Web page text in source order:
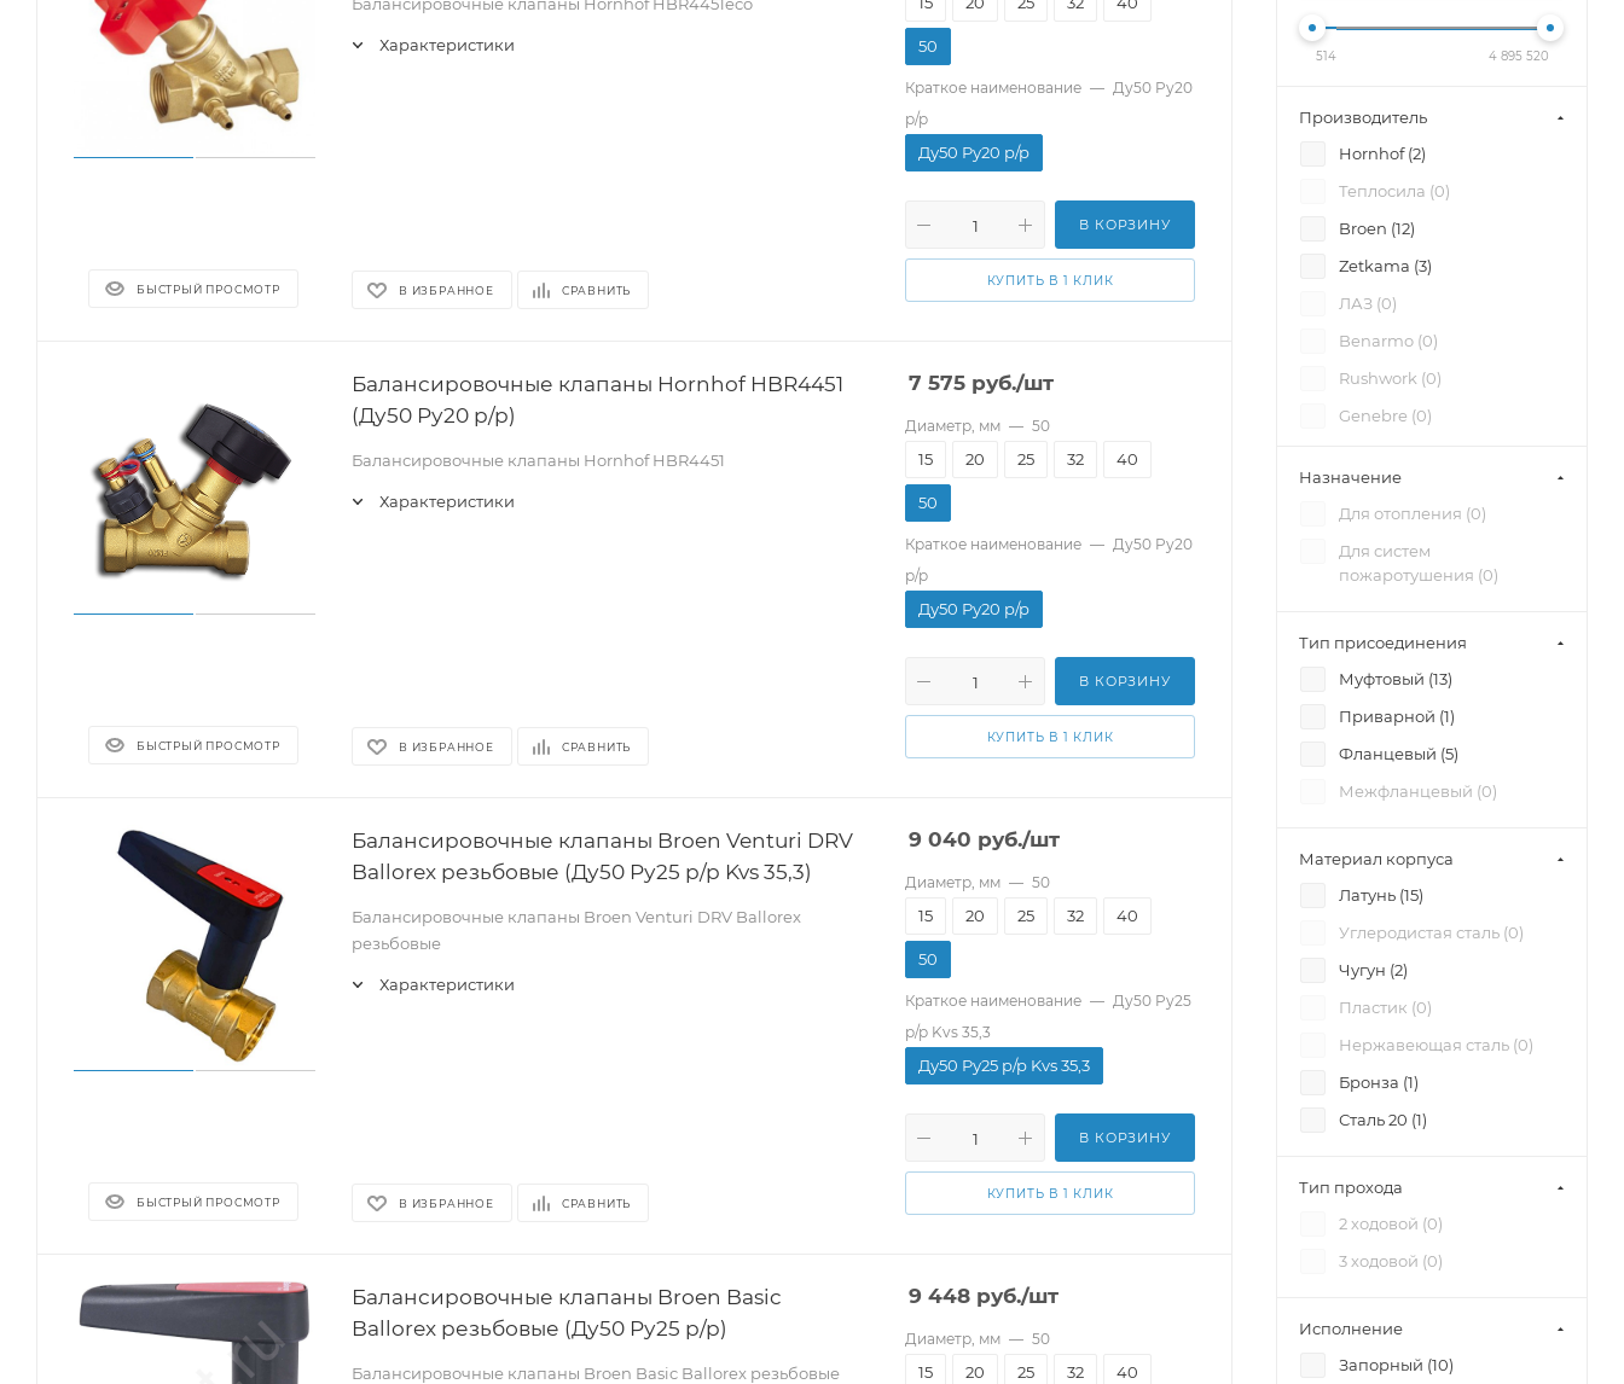
БЫСТРЫЙ ПРОСМОТР
Характеристики
В ИЗБРАННОЕ СРАВНИТЬ
50
Краткое наименование — Ду50 Pу20
р/р
Ду50 Pу20 р/р
В КОРЗИНУ
КУПИТЬ В 1 КЛИК
БЫСТРЫЙ ПРОСМОТР
Балансировочные клапаны Hornhof HBR4451
(Ду50 Pу20 р/р)
Балансировочные клапаны Hornhof HBR4451
Характеристики
В ИЗБРАННОЕ СРАВНИТЬ
7 575 руб./шт
Диаметр, мм — 50
15 20 25 32 40
50
Краткое наименование — Ду50 Pу20
р/р
Ду50 Pу20 р/р
В КОРЗИНУ
КУПИТЬ В 1 КЛИК
БЫСТРЫЙ ПРОСМОТР
Балансировочные клапаны Broen Venturi DRV
Ballorex резьбовые (Ду50 Pу25 р/р Kvs 35,3)
Балансировочные клапаны Broen Venturi DRV Ballorex
резьбовые
Характеристики
В ИЗБРАННОЕ СРАВНИТЬ
9 040 руб./шт
Диаметр, мм — 50
15 20 25 32 40
50
Краткое наименование — Ду50 Pу25
р/р Kvs 35,3
Ду50 Pу25 р/р Kvs 35,3
В КОРЗИНУ
КУПИТЬ В 1 КЛИК
Балансировочные клапаны Broen Basic
Ballorex резьбовые (Ду50 Pу25 р/р)
Балансировочные клапаны Broen Basic Ballorex резьбовые
9 448 руб./шт
Диаметр, мм — 50
15 20 25 32 40
514 4 895 520
Производитель
Hornhof (2)
Теплосила (0)
Broen (12)
Zetkama (3)
ЛАЗ (0)
Benarmo (0)
Rushwork (0)
Genebre (0)
Officine Rigamonti (
КПСР Групп (
Назначение
Для отопления (0)
Для систем
пожаротушения (0)
Тип присоединения
Муфтовый (13)
Приварной (1)
Фланцевый (5)
Межфланцевый (0)
Материал корпуса
Латунь (15)
Углеродистая сталь (0)
Чугун (2)
Пластик (0)
Нержавеющая сталь (0)
Бронза (1)
Сталь 20 (1)
Тип прохода
2 ходовой (0)
3 ходовой (0)
Исполнение
Запорный (10)